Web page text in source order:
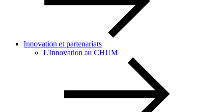
Innovation et partenariats
L'innovation au CHUM